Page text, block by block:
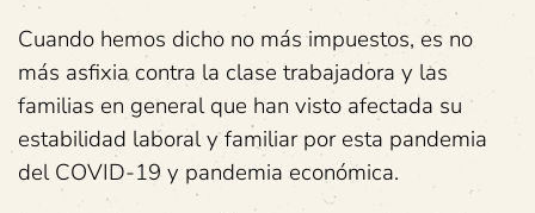
Cuando hemos dicho no más impuestos, es no
más asfixia contra la clase trabajadora y las
familias en general que han visto afectada su
estabilidad laboral y familiar por esta pandemia
del COVID-19 y pandemia económica.